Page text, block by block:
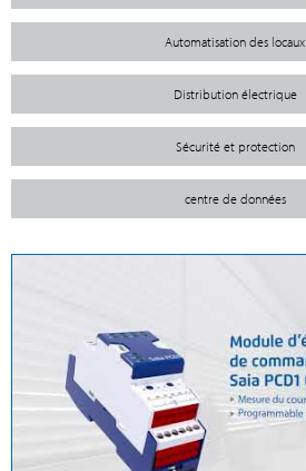
Automatisation des locaux
Distribution électrique
Sécurité et protection
centre de données